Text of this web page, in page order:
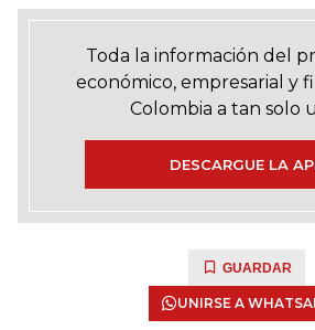
Toda la información del
económico, empresarial y
Colombia a tan solo
DESCARGUE LA
GUARDAR
UNIRSE A